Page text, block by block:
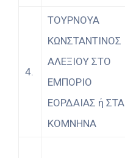
4.
ΤΟΥΡΝΟΥΑ
ΚΩΝΣΤΑΝΤΙΝΟΣ
ΑΛΕΞΙΟΥ ΣΤΟ
ΕΜΠΟΡΙΟ
ΕΟΡΔΑΙΑΣ ή ΣΤΑ
ΚΟΜΝΗΝΑ